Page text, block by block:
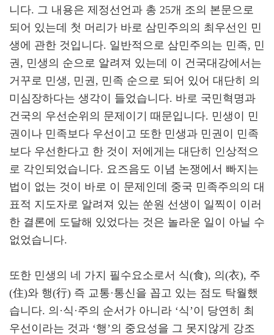
니다. 그 내용은 제정선언과 총 25개 조의 본문으로
되어 있는데 첫 머리가 바로 삼민주의의 최우선인 민
생에 관한 것입니다. 일반적으로 삼민주의는 민족, 민
권, 민생의 순으로 알려져 있는데 이 건국대강에서는
거꾸로 민생, 민권, 민족 순으로 되어 있어 대단히 의
미심장하다는 생각이 들었습니다. 바로 국민혁명과
건국의 우선순위의 문제이기 때문입니다. 민생이 민
권이나 민족보다 우선이고 또한 민생과 민권이 민족
보다 우선한다고 한 것이 저에게는 대단히 인상적으
로 각인되었습니다. 요즈음도 이념 논쟁에서 빠지는
법이 없는 것이 바로 이 문제인데 중국 민족주의의 대
표적 지도자로 알려져 있는 쑨원 선생이 일찍이 이러
한 결론에 도달해 있었다는 것은 놀라운 일이 아닐 수
없었습니다.
또한 민생의 네 가지 필수요소로서 식(食), 의(衣), 주
(住)와 행(行) 즉 교통·통신을 꼽고 있는 점도 탁월했
습니다. 의·식·주의 순서가 아니라 ‘식’이 당연히 최
우선이라는 것과 ‘행’의 중요성을 그 못지않게 강조